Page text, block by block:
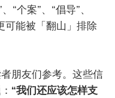
“个案”、“倡导”、
可能被「翻山」排除
朋友们参考。这些信
“我们还应该怎样支